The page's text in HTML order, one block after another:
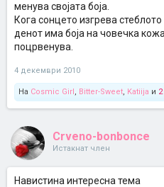
менува својата боја.
Кога сонцето изгрева
денот има боја на човечка
поцрвенува.
4 декември 2010
На Cosmic Girl, Bitter-Sweet, Katiija и
Crveno-bonbonce
Истакнат член
Навистина интересна тема